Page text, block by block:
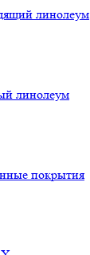
линолеум
линолеум
покрытия